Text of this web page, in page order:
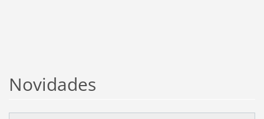
Novidades